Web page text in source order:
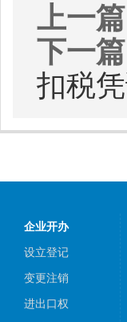
上一篇
下一篇
扣税
企业开办
设立登记
变更注销
进出口权